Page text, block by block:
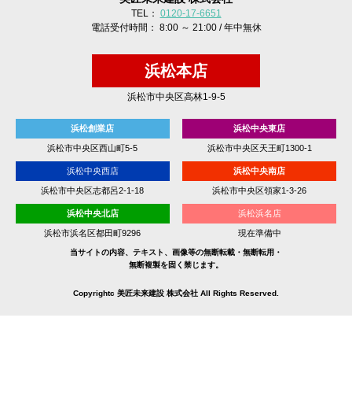
TEL： 0120-17-6651
電話受付時間： 8:00 ～ 21:00 / 年中無休
浜松本店
浜松市中央区高林1-9-5
浜松創業店
浜松市中央区西山町5-5
浜松中央東店
浜松市中央区天王町1300-1
浜松中央西店
浜松市中央区志都呂2-1-18
浜松中央南店
浜松市中央区領家1-3-26
浜松中央北店
浜松市浜名区都田町9296
浜松浜名店
現在準備中
当サイトの内容、テキスト、画像等の無断転載・無断転用・
無断複製を固く禁じます。
Copyrightc 美匠未来建設 株式会社 All Rights Reserved.